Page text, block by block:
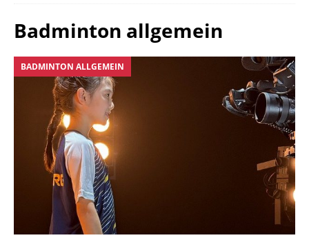
Badminton allgemein
BADMINTON ALLGEMEIN